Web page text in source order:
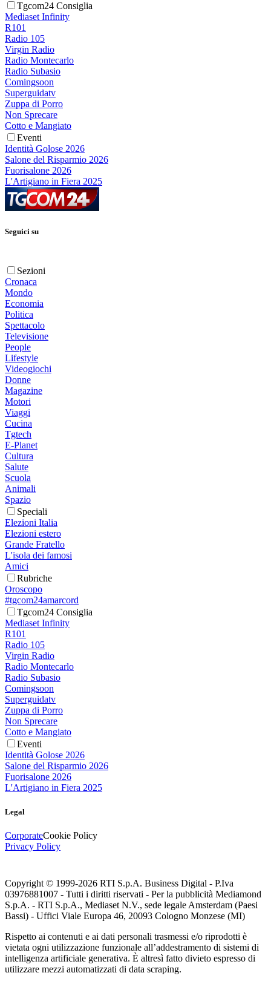
Tgcom24 Consiglia
Mediaset Infinity
R101
Radio 105
Virgin Radio
Radio Montecarlo
Radio Subasio
Comingsoon
Superguidatv
Zuppa di Porro
Non Sprecare
Cotto e Mangiato
Eventi
Identità Golose 2026
Salone del Risparmio 2026
Fuorisalone 2026
L'Artigiano in Fiera 2025
Seguici su
Sezioni
Cronaca
Mondo
Economia
Politica
Spettacolo
Televisione
People
Lifestyle
Videogiochi
Donne
Magazine
Motori
Viaggi
Cucina
Tgtech
E-Planet
Cultura
Salute
Scuola
Animali
Spazio
Speciali
Elezioni Italia
Elezioni estero
Grande Fratello
L'isola dei famosi
Amici
Rubriche
Oroscopo
#tgcom24amarcord
Tgcom24 Consiglia
Mediaset Infinity
R101
Radio 105
Virgin Radio
Radio Montecarlo
Radio Subasio
Comingsoon
Superguidatv
Zuppa di Porro
Non Sprecare
Cotto e Mangiato
Eventi
Identità Golose 2026
Salone del Risparmio 2026
Fuorisalone 2026
L'Artigiano in Fiera 2025
Legal
CorporateCookie Policy
Privacy Policy
Copyright © 1999-2026 RTI S.p.A. Business Digital - P.Iva
03976881007 - Tutti i diritti riservati - Per la pubblicità Mediamond
S.p.A. - RTI S.p.A., Mediaset N.V., sede legale Amsterdam (Paesi
Bassi) - Uffici Viale Europa 46, 20093 Cologno Monzese (MI)
Rispetto ai contenuti e ai dati personali trasmessi e/o riprodotti è
vietata ogni utilizzazione funzionale all’addestramento di sistemi di
intelligenza artificiale generativa. È altresì fatto divieto espresso di
utilizzare mezzi automatizzati di data scraping.